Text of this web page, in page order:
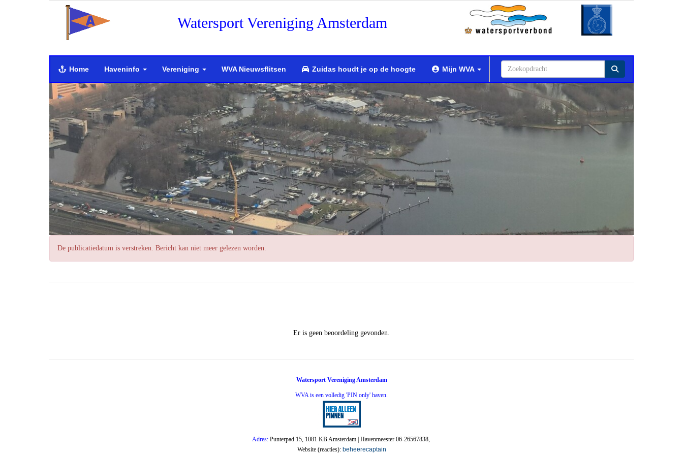
Watersport Vereniging Amsterdam
Home Haveninfo Vereniging WVA Nieuwsflitsen Zuidas houdt je op de hoogte Mijn WVA
De publicatiedatum is verstreken. Bericht kan niet meer gelezen worden.
Er is geen beoordeling gevonden.
Watersport Vereniging Amsterdam
WVA is een volledig 'PIN only' haven.
Adres:Punterpad 15, 1081 KB Amsterdam | Havenmeester 06-26567838,
Website (reacties): beheerecaptain